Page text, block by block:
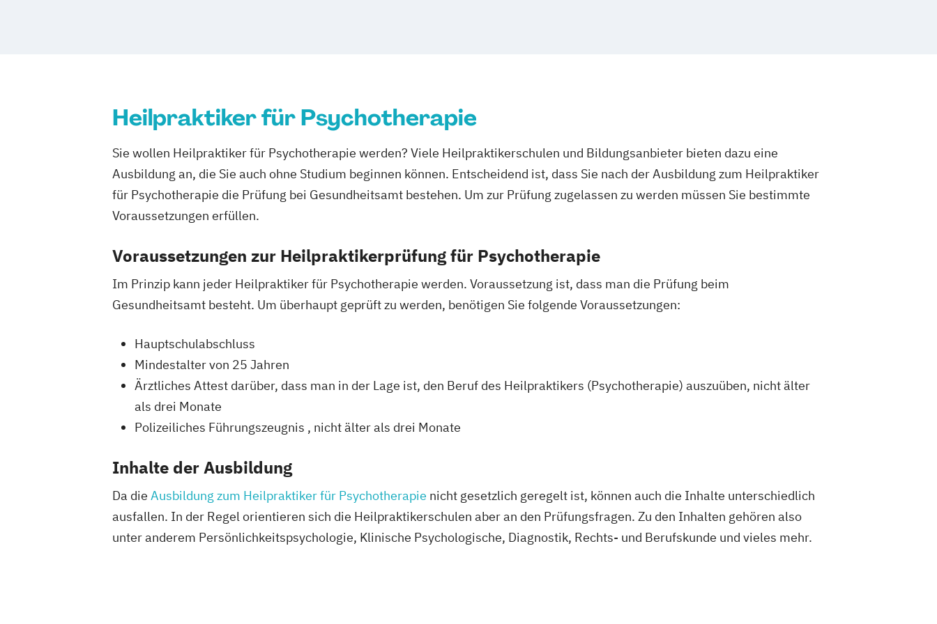
Heilpraktiker für Psychotherapie
Sie wollen Heilpraktiker für Psychotherapie werden? Viele Heilpraktikerschulen und Bildungsanbieter bieten dazu eine
Ausbildung an, die Sie auch ohne Studium beginnen können. Entscheidend ist, dass Sie nach der Ausbildung zum Heilpraktiker
für Psychotherapie die Prüfung bei Gesundheitsamt bestehen. Um zur Prüfung zugelassen zu werden müssen Sie bestimmte
Voraussetzungen erfüllen.
Voraussetzungen zur Heilpraktikerprüfung für Psychotherapie
Im Prinzip kann jeder Heilpraktiker für Psychotherapie werden. Voraussetzung ist, dass man die Prüfung beim
Gesundheitsamt besteht. Um überhaupt geprüft zu werden, benötigen Sie folgende Voraussetzungen:
Hauptschulabschluss
Mindestalter von 25 Jahren
Ärztliches Attest darüber, dass man in der Lage ist, den Beruf des Heilpraktikers (Psychotherapie) auszuüben, nicht älter
als drei Monate
Polizeiliches Führungszeugnis , nicht älter als drei Monate
Inhalte der Ausbildung
Da die Ausbildung zum Heilpraktiker für Psychotherapie nicht gesetzlich geregelt ist, können auch die Inhalte unterschiedlich
ausfallen. In der Regel orientieren sich die Heilpraktikerschulen aber an den Prüfungsfragen. Zu den Inhalten gehören also
unter anderem Persönlichkeitspsychologie, Klinische Psychologische, Diagnostik, Rechts- und Berufskunde und vieles mehr.